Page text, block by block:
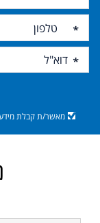
מאשר/ת קבלת מידע